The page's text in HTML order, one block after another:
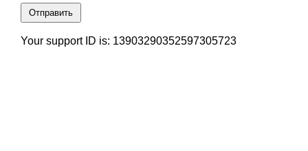
Отправить
Your support ID is: 13903290352597305723